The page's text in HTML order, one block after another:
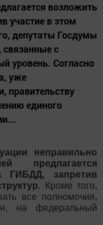
возложить
участие в этом
депутаты Госдумы
связанные с
уровень. Согласно
уже
правительству
единого
неправильно
предлагается
ГИБДД, запретив
Кроме того,
все полномочия,
на федеральный